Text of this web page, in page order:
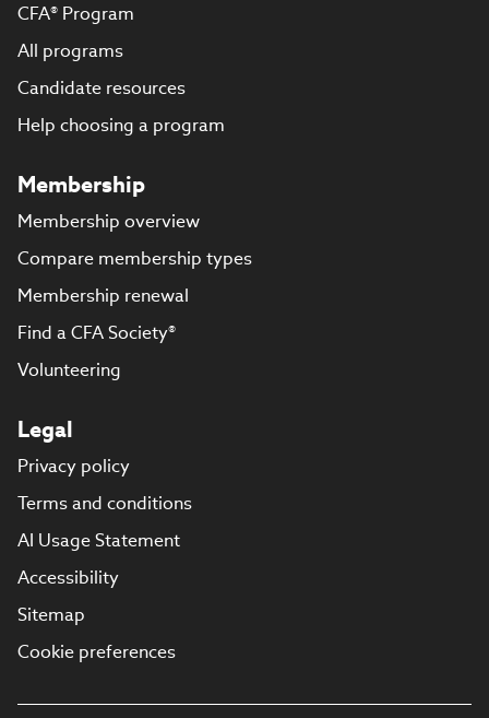
CFA® Program
All programs
Candidate resources
Help choosing a program
Membership
Membership overview
Compare membership types
Membership renewal
Find a CFA Society®
Volunteering
Legal
Privacy policy
Terms and conditions
AI Usage Statement
Accessibility
Sitemap
Cookie preferences